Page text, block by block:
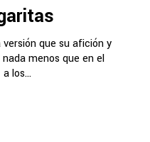
que su afición y
menos que en el
los...